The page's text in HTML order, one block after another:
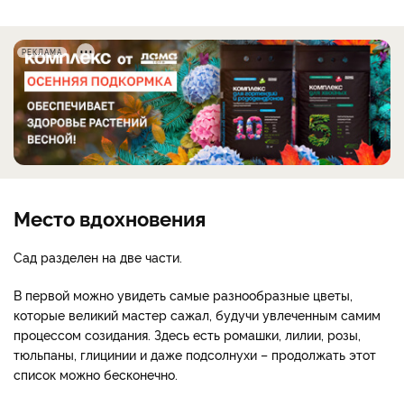
РЕКЛАМА
Место вдохновения
Сад разделен на две части.
В первой можно увидеть самые разнообразные цветы,
которые великий мастер сажал, будучи увлеченным самим
процессом созидания. Здесь есть ромашки, лилии, розы,
тюльпаны, глицинии и даже подсолнухи – продолжать этот
список можно бесконечно.